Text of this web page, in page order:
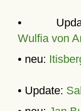
•
Wulfia von
• neu:
• Update: